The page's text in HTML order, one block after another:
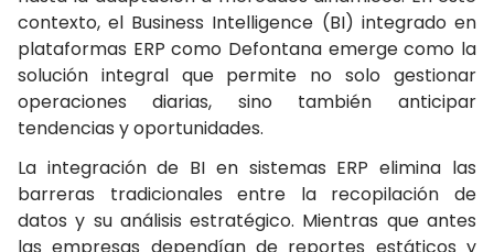
contexto, el Business Intelligence (BI) integrado en
plataformas ERP como Defontana emerge como la
solución integral que permite no solo gestionar
operaciones diarias, sino también anticipar
tendencias y oportunidades.
La integración de BI en sistemas ERP elimina las
barreras tradicionales entre la recopilación de
datos y su análisis estratégico. Mientras que antes